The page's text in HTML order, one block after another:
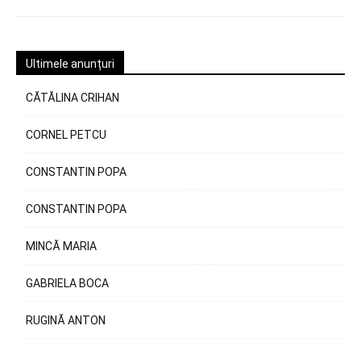
Ultimele anunțuri
CĂTĂLINA CRIHAN
CORNEL PETCU
CONSTANTIN POPA
CONSTANTIN POPA
MINCĂ MARIA
GABRIELA BOCA
RUGINĂ ANTON